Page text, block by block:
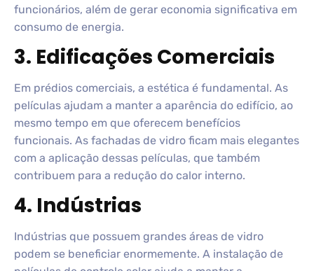
funcionários, além de gerar economia significativa em
consumo de energia.
3. Edificações Comerciais
Em prédios comerciais, a estética é fundamental. As
películas ajudam a manter a aparência do edifício, ao
mesmo tempo em que oferecem benefícios
funcionais. As fachadas de vidro ficam mais elegantes
com a aplicação dessas películas, que também
contribuem para a redução do calor interno.
4. Indústrias
Indústrias que possuem grandes áreas de vidro
podem se beneficiar enormemente. A instalação de